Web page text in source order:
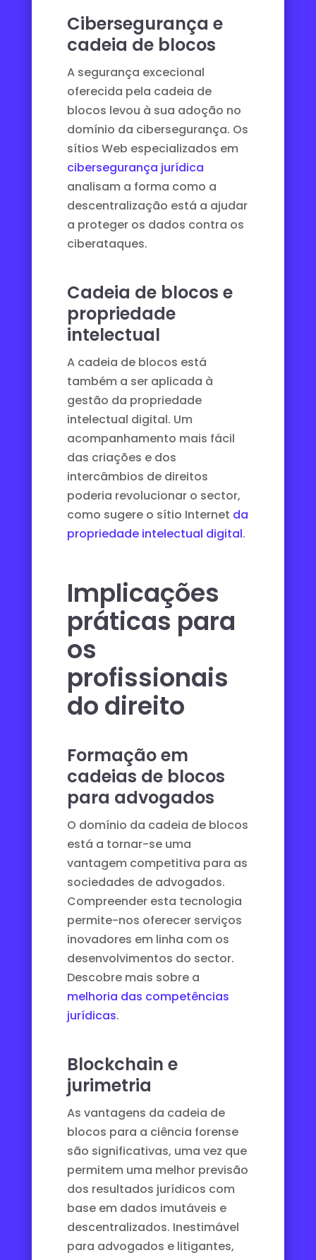
Cibersegurança e
cadeia de blocos
A segurança excecional
oferecida pela cadeia de
blocos levou à sua adoção no
domínio da cibersegurança. Os
sítios Web especializados em
cibersegurança jurídica
analisam a forma como a
descentralização está a ajudar
a proteger os dados contra os
ciberataques.
Cadeia de blocos e
propriedade
intelectual
A cadeia de blocos está
também a ser aplicada à
gestão da propriedade
intelectual digital. Um
acompanhamento mais fácil
das criações e dos
intercâmbios de direitos
poderia revolucionar o sector,
como sugere o sítio Internet da
propriedade intelectual digital.
Implicações
práticas para
os
profissionais
do direito
Formação em
cadeias de blocos
para advogados
O domínio da cadeia de blocos
está a tornar-se uma
vantagem competitiva para as
sociedades de advogados.
Compreender esta tecnologia
permite-nos oferecer serviços
inovadores em linha com os
desenvolvimentos do sector.
Descobre mais sobre a
melhoria das competências
jurídicas.
Blockchain e
jurimetria
As vantagens da cadeia de
blocos para a ciência forense
são significativas, uma vez que
permitem uma melhor previsão
dos resultados jurídicos com
base em dados imutáveis e
descentralizados. Inestimável
para advogados e litigantes,